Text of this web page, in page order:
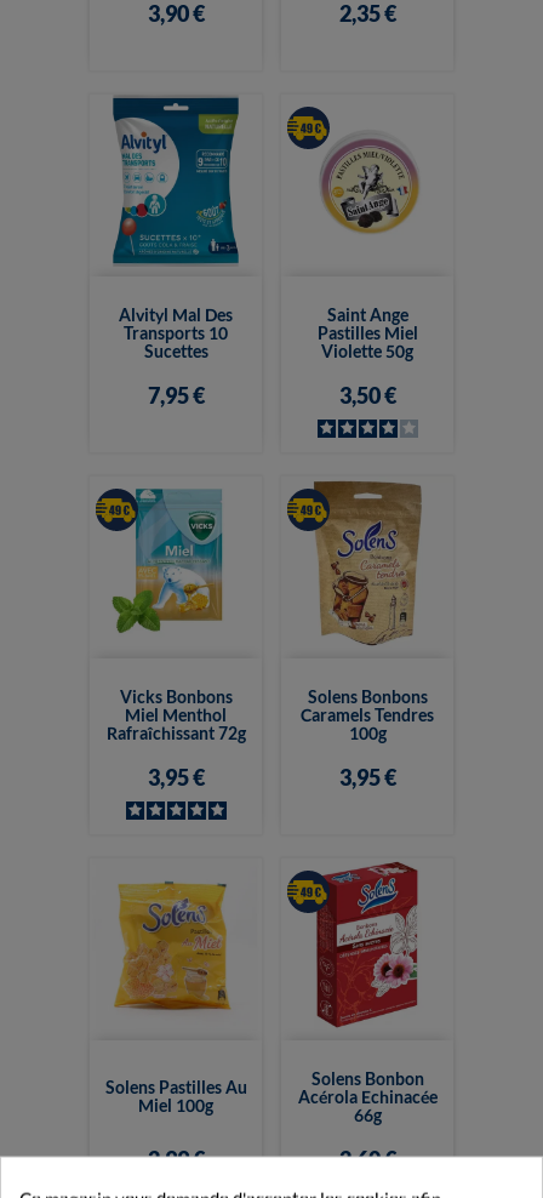
3,90 € 2,35 €
Alvityl Mal Des
Transports 10
Sucettes
7,95 €
Saint Ange
Pastilles Miel
Violette 50g
3,50 €
Vicks Bonbons
Miel Menthol
Rafraîchissant 72g
3,95 €
Solens Bonbons
Caramels Tendres
100g
3,95 €
Solens Pastilles Au
Miel 100g
2,99 €
Solens Bonbon
Acérola Echinacée
66g
2,60 €